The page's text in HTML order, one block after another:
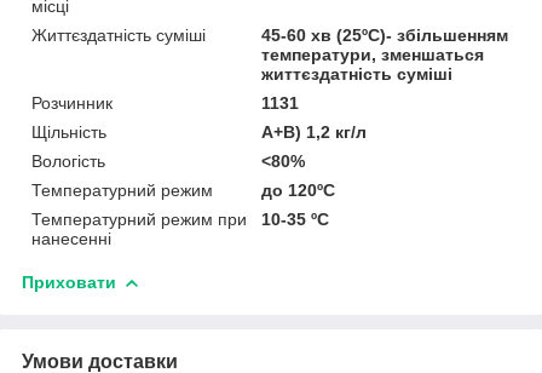
місці
Життєздатність суміші
45-60 хв (25ºC)- збільшенням
температури, зменшаться
життєздатність суміші
Розчинник
1131
Щільність
А+В) 1,2 кг/л
Вологість
<80%
Температурний режим
до 120ºC
Температурний режим при
нанесенні
10-35 ºC
Приховати
Умови доставки